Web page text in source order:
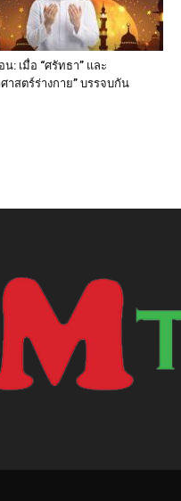
: เมื่อ “ศรัทธา” และ
าสตร์ร่างกาย” บรรจบกัน